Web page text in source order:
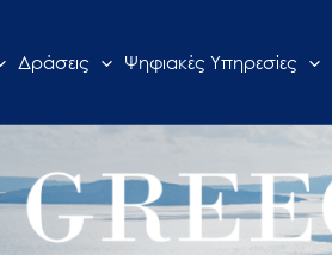
Δράσεις Ψηφιακές Υπηρεσίες